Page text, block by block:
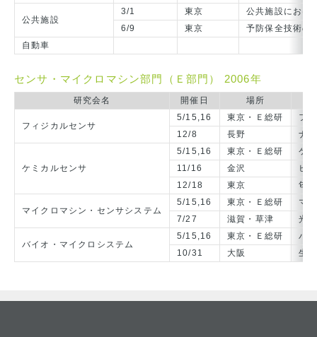
公共施設
3/1 東京
公共施設におけ
6/9
東京
予防保全技術の
自動車
センサ・マイクロマシン部門（Ｅ部門） 2006年
研究会名 開催日 場所
フィジカルセンサ
5/15,16 東京・Ｅ総研
フ
12/8
長野 ナ
ケミカルセンサ
5/15,16 東京・Ｅ総研
ケ
11/16
金沢
ヒ
12/18
東京 匂
マイクロマシン・センサシステム
5/15,16 東京・Ｅ総研
マ
7/27
滋賀・草津 光
バイオ・マイクロシステム
5/15,16 東京・Ｅ総研
バ
10/31
大阪 生